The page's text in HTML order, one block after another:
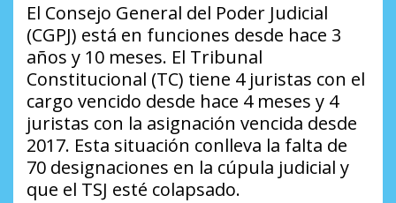
El Consejo General del Poder Judicial
(CGPJ) está en funciones desde hace 3
años y 10 meses. El Tribunal
Constitucional (TC) tiene 4 juristas con el
cargo vencido desde hace 4 meses y 4
juristas con la asignación vencida desde
2017. Esta situación conlleva la falta de
70 designaciones en la cúpula judicial y
que el TSJ esté colapsado.